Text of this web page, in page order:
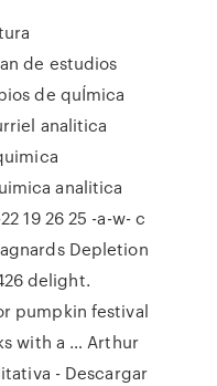
de estudios
de quÍmica
analitica
analitica
19 26 25 -a-w- c
Depletion
delight.
pumpkin festival
with a … Arthur
- Descargar